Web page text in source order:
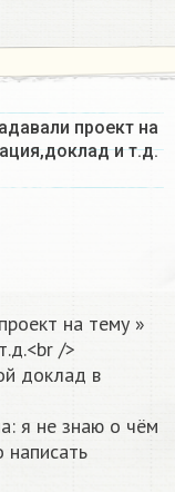
проект на
и т.д.
на тему »
/>
доклад в
я не знаю о чём